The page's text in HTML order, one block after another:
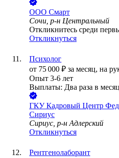
ООО Смарт
Сочи, р-н Центральный
Откликнитесь среди
Откликнуться
Психолог
от 75 000 ₽ за месяц, на
Опыт 3-6 лет
Выплаты: Два раза в месяц
ГКУ Кадровый Центр
Сириус
Сириус, р-н Адлерский
Откликнуться
Рентгенолаборант